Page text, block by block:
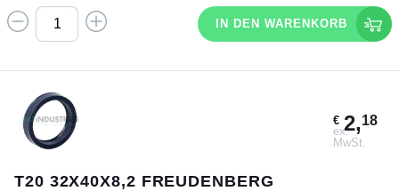
IN DEN WARENKORB
€2,18
ex.
MwSt.
T20 32X40X8,2 FREUDENBERG